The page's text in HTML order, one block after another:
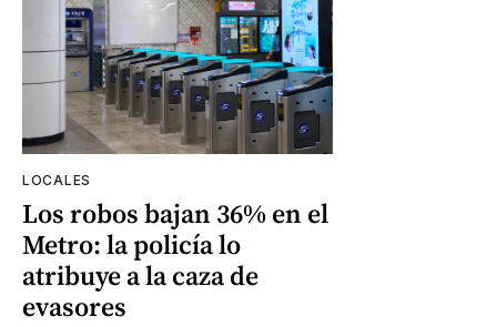
LOCALES
Los robos bajan 36% en el
Metro: la policía lo
atribuye a la caza de
evasores